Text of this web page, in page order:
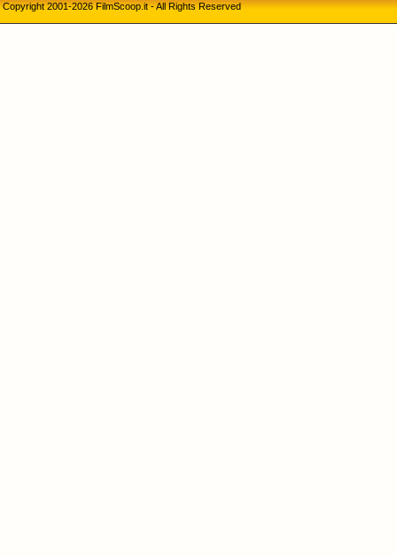
Copyright 2001-2026 FilmScoop.it - All Rights Reserved